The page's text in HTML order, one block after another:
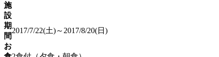
施
設
期
間
2017/7/22(土)～2017/8/20(日)
お